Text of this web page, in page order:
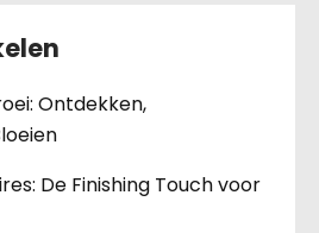
Ontdekken,
De Finishing Touch voor